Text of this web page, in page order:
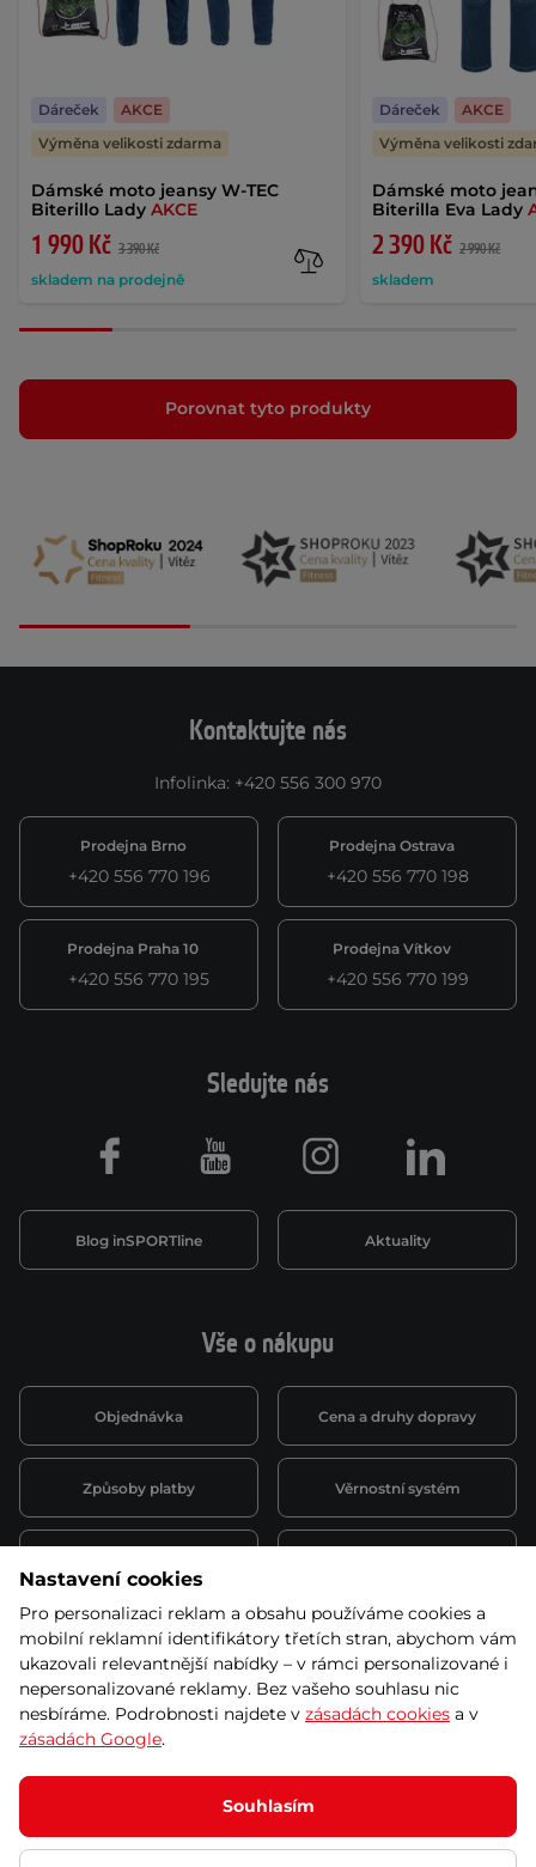
Dámské moto jeansy W-TEC
Biterillo Lady AKCE
1 990 Kč 3 390 Kč
skladem na prodejně
Dáreček
AKCE
Výměna velikosti zdarma
Dámské moto
Biterilla Eva Lady
2 390 Kč 2 990 Kč
skladem
Dáreček
AKCE
Výměna velikosti
Porovnat tyto produkty
Kontaktujte nás
Infolinka: +420 556 300 970
Prodejna Brno
+420 556 770 196
Prodejna Ostrava
+420 556 770 198
Prodejna Praha 10
+420 556 770 195
Prodejna Vítkov
+420 556 770 199
Vše o nákupu
Objednávka Cena a druhy dopravy
Způsoby platby Věrnostní systém
Půjčovna
obchodní podmínky
Kariéra
Sledujte nás
Blog inSPORTline Aktuality
Facebook Youtube Instagram LinkedIn
© 2026 SEVEN SPORT s.r.o Všechna práva vyhrazena
Podle zákona o evidenci tržeb je prodávající povinen vystavit
kupujícímu účtenku.
Zároveň je povinen zaevidovat přijatou tržbu u správce daně online; v
Nastavení cookies
Pro personalizaci reklam a obsahu používáme cookies a
mobilní reklamní identifikátory třetích stran, abychom vám
ukazovali relevantnější nabídky – v rámci personalizované i
nepersonalizované reklamy. Bez vašeho souhlasu nic
nesbíráme. Podrobnosti najdete v zásadách cookies a v
zásadách Google.
Souhlasím